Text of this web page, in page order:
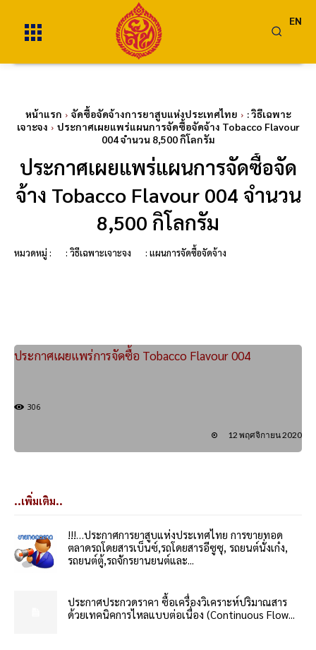
EN
หน้าแรก จัดซื้อจัดจ้างการยาสูบแห่งประเทศไทย
: วิธีเฉพาะ
เจาะจง
ประกาศเผยแพร่แผนการจัดซื้อจัดจ้าง Tobacco Flavour
004 จำนวน 8,500 กิโลกรัม
ประกาศเผยแพร่แผนการจัดซื้อจัด
จ้าง Tobacco Flavour 004 จำนวน
8,500 กิโลกรัม
หมวดหมู่ : : วิธีเฉพาะเจาะจง : แผนการจัดซื้อจัดจ้าง
ประกาศเผยแพร่การจัดซื้อ Tobacco Flavour 004
306
12 พฤศจิกายน 2020
..เพิ่มเติม..
!!!…ประกาศการยาสูบแห่งประเทศไทย การขายทอด
ตลาดรถโดยสารเบ็นซ์,รถโดยสารอีซูซุ, รถยนต์นั่งเก๋ง,
รถยนต์ตู้,รถจักรยานยนต์และ...
ประกาศประกวดราคา ซื้อเครื่องวิเคราะห์ปริมาณสาร
ด้วยเทคนิคการไหลแบบต่อเนื่อง (Continuous Flow...